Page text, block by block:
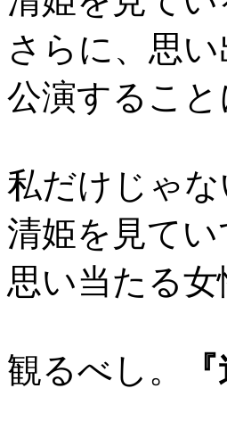
さらに、思
公演するこ
私だけじゃな
清姫を見て
思い当たる
観るべし。